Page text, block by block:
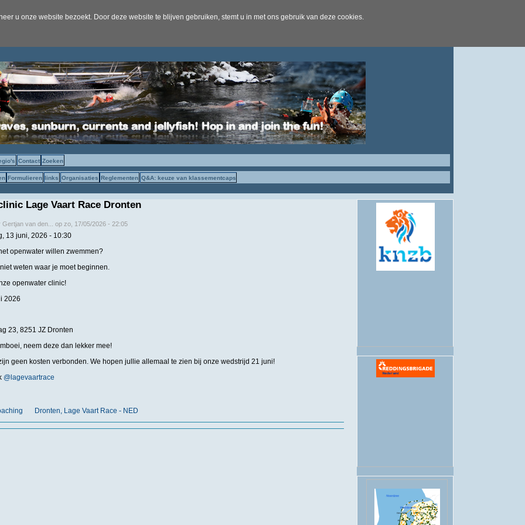
u onze website bezoekt. Door deze website te blijven gebruiken, stemt u in met ons gebruik van deze cookies.
Contact Zoeken
Formulieren links Organisaties Reglementen Q&A: keuze van klassementcaps
Lage Vaart Race Dronten
Gertjan van den... op zo, 17/05/2026 - 22:05
13 juni, 2026 - 10:30
openwater willen zwemmen?
weten waar je moet beginnen.
openwater clinic!
2026
23, 8251 JZ Dronten
neem deze dan lekker mee!
geen kosten verbonden. We hopen jullie allemaal te zien bij onze wedstrijd 21 juni!
@lagevaartrace
Dronten, Lage Vaart Race - NED